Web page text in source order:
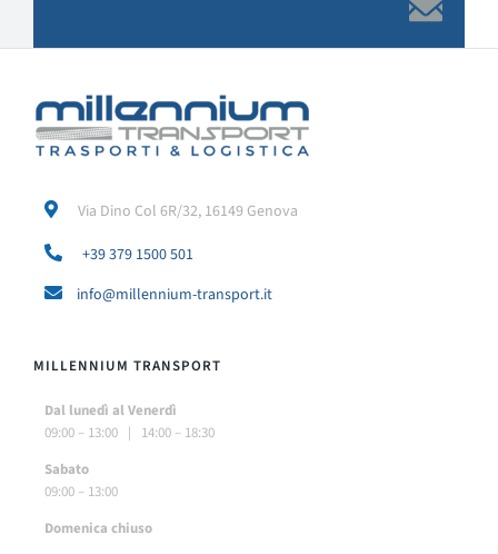
Via Dino Col 6R/32, 16149 Genova
+39 379 1500 501
info@millennium-transport.it
MILLENNIUM TRANSPORT
Dal lunedì al Venerdì
09:00 – 13:00 | 14:00 – 18:30
Sabato
09:00 – 13:00
Domenica chiuso